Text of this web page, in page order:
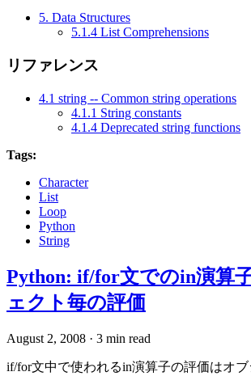
5. Data Structures
5.1.4 List Comprehensions
リファレンス
4.1 string -- Common string operations
4.1.1 String constants
4.1.4 Deprecated string functions
Tags:
Character
List
Loop
Python
String
Python: if/for文でのin演算
ェクト毎の評価
August 2, 2008 · 3 min read
if/for文中で使われるin演算子の評価はオ